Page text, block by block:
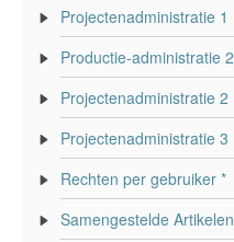
Projectenadministratie 1
Productie-administratie 2
Projectenadministratie 2
Projectenadministratie 3
Rechten per gebruiker *
Samengestelde Artikelen